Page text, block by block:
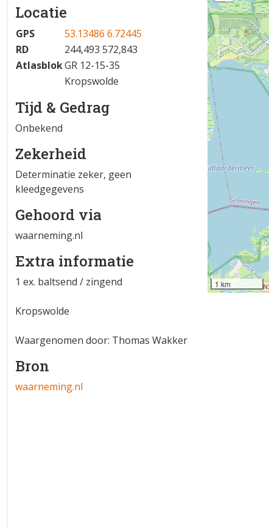
Locatie
GPS
53.13486 6.72445
RD
244,493 572,843
AtlasblokGR 12-15-35
Kropswolde
Tijd & Gedrag
Onbekend
Zekerheid
Determinatie zeker, geen
kleedgegevens
Gehoord via
waarneming.nl
Extra informatie
1 ex. baltsend / zingend
Kropswolde
Waargenomen door: Thomas Wakker
Bron
waarneming.nl
1 km